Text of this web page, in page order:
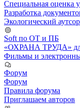
Специальная оценка
Разработка
Экологический
Soft по ОТ и ПБ
«ОХРАНА ТРУДА»
Фильмы и
Форум
Форум
Правила форума
Приглашаем авторов